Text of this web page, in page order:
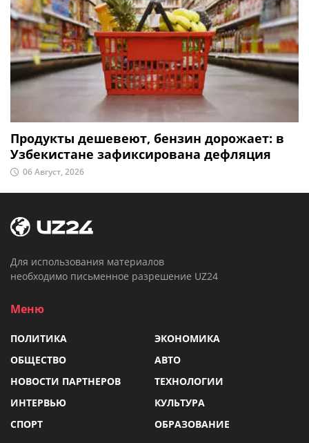
Продукты дешевеют, бензин дорожает: в
Узбекистане зафиксирована дефляция
06 Август, 2026
Для использования материалов
необходимо письменное разрешение UZ24
Меню
ПОЛИТИКА
ЭКОНОМИКА
ОБЩЕСТВО
АВТО
НОВОСТИ ПАРТНЕРОВ
ТЕХНОЛОГИИ
ИНТЕРВЬЮ
КУЛЬТУРА
СПОРТ
ОБРАЗОВАНИЕ